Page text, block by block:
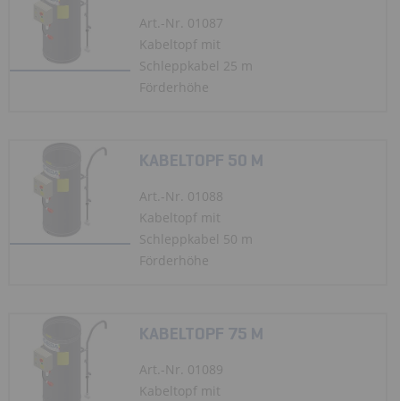
Art.-Nr. 01087
Kabeltopf mit
Schleppkabel 25 m
Förderhöhe
KABELTOPF 50 M
Art.-Nr. 01088
Kabeltopf mit
Schleppkabel 50 m
Förderhöhe
KABELTOPF 75 M
Art.-Nr. 01089
Kabeltopf mit